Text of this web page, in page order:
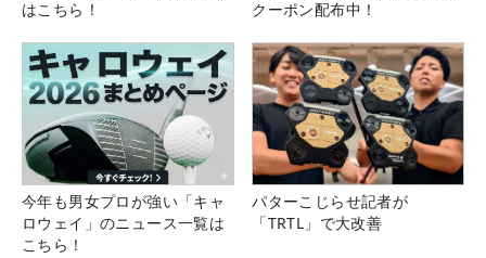
はこちら！
クーポン配布中！
今年も男女プロが強い「キャ
ロウェイ」のニュース一覧は
こちら！
パターこじらせ記者が
「TRTL」で大改善